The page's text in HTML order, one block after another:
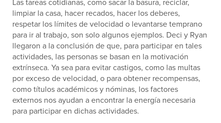
limpiar la casa, hacer recados, hacer los deberes,
respetar los límites de velocidad o levantarse temprano
para ir al trabajo, son solo algunos ejemplos. Deci y Ryan
llegaron a la conclusión de que, para participar en tales
actividades, las personas se basan en la motivación
extrínseca. Ya sea para evitar castigos, como las multas
por exceso de velocidad, o para obtener recompensas,
como títulos académicos y nóminas, los factores
externos nos ayudan a encontrar la energía necesaria
para participar en dichas actividades.